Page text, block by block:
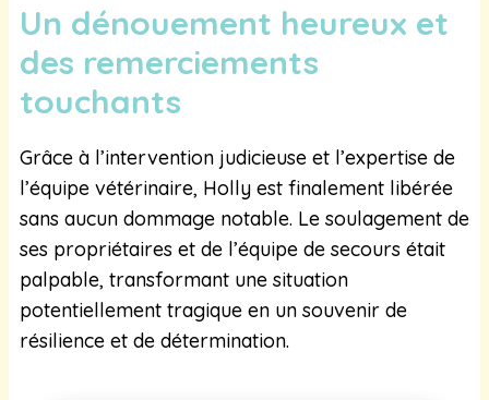
Un dénouement heureux et
des remerciements
touchants
Grâce à l’intervention judicieuse et l’expertise de
l’équipe vétérinaire, Holly est finalement libérée
sans aucun dommage notable. Le soulagement de
ses propriétaires et de l’équipe de secours était
palpable, transformant une situation
potentiellement tragique en un souvenir de
résilience et de détermination.